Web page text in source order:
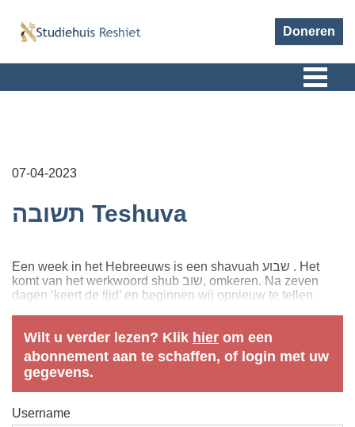
Doneren
07-04-2023
תשובה Teshuva
Een week in het Hebreeuws is een shavuah שבוע . Het
komt van het werkwoord shub שוב, omkeren. Na zeven
dagen ‘keert de tijd’ en beginnen wij opnieuw te tellen.
Wilt u verder lezen? Klik hier om een
abonnement aan te schaffen, of login met uw
gegevens.
Username